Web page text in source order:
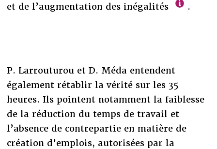
et de l’augmentation des inégalités
.
P. Larrouturou et D. Méda entendent
également rétablir la vérité sur les 35
heures. Ils pointent notamment la faiblesse
de la réduction du temps de travail et
l’absence de contrepartie en matière de
création d’emplois, autorisées par la